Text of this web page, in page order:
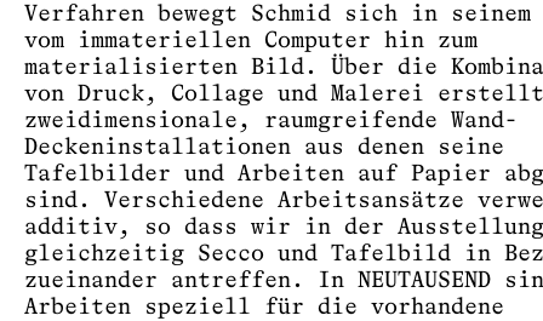
Verfahren bewegt Schmid sich in seinem
vom immateriellen Computer hin zum
materialisierten Bild. Über die
von Druck, Collage und Malerei erstellt
zweidimensionale, raumgreifende Wand-
Deckeninstallationen aus denen seine
Tafelbilder und Arbeiten auf Papier
sind. Verschiedene Arbeitsansätze
additiv, so dass wir in der Ausstellung
gleichzeitig Secco und Tafelbild in
zueinander antreffen. In NEUTAUSEND
Arbeiten speziell für die vorhandene